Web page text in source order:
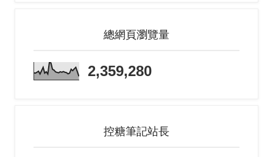
總網頁瀏覽量
2,359,280
控糖筆記站長